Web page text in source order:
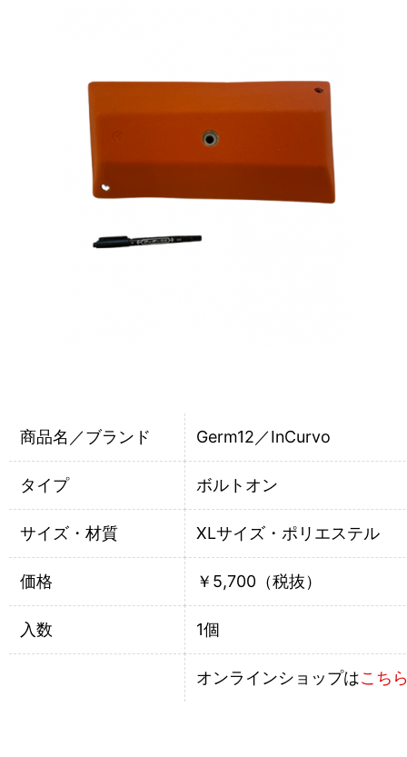
商品名／ブランド Germ12／InCurvo
タイプ ボルトオン
サイズ・材質 XLサイズ・ポリエステル
価格 ￥5,700（税抜）
入数 1個
オンラインショップはこち